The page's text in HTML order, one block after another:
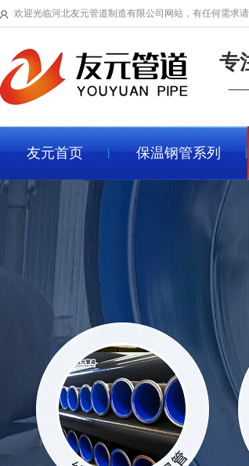
欢迎光临河北友元管道制造有限公司网站，有任何需求
专
友元首页 保温钢管系列
行业细分工程案例
给排水工程 市政管廊工程
石油燃气工程 煤矿输送工程
电厂化工工程 电力穿线工程